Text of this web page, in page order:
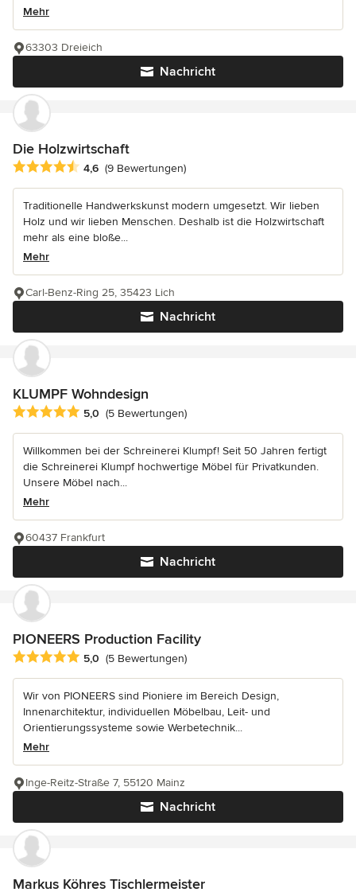
Mehr
Nachricht
63303 Dreieich
Die Holzwirtschaft
Durchschnittliche Bewertung: 4.6 von 5 Sternen
4,6 (9 Bewertungen)
Traditionelle Handwerkskunst modern umgesetzt. Wir lieben
Holz und wir lieben Menschen. Deshalb ist die Holzwirtschaft
mehr als eine bloße...
Mehr
Nachricht
Carl-Benz-Ring 25, 35423 Lich
KLUMPF Wohndesign
Durchschnittliche Bewertung: 5 von 5 Sternen
5,0 (5 Bewertungen)
Willkommen bei der Schreinerei Klumpf! Seit 50 Jahren fertigt
die Schreinerei Klumpf hochwertige Möbel für Privatkunden.
Unsere Möbel nach...
Mehr
Nachricht
60437 Frankfurt
PIONEERS Production Facility
Durchschnittliche Bewertung: 5 von 5 Sternen
5,0 (5 Bewertungen)
Wir von PIONEERS sind Pioniere im Bereich Design,
Innenarchitektur, individuellen Möbelbau, Leit- und
Orientierungssysteme sowie Werbetechnik...
Mehr
Nachricht
Inge-Reitz-Straße 7, 55120 Mainz
Markus Köhres Tischlermeister